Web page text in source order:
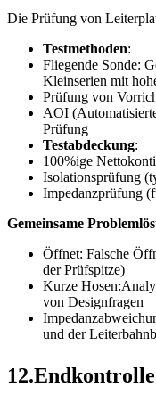
Die Prüfung von
Testmethoden:
Fliegende Sonde:
Kleinserien mit
Prüfung von
AOI
Prüfung
Testabdeckung:
100%ige
Isolationsprüfung
Impedanzprüfung
Gemeinsame
Öffnet: Falsche
der Prüfspitze)
Kurze
von Designfragen
und der